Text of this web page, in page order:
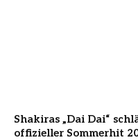
Shakiras „Dai Dai“
offizieller Sommerhit